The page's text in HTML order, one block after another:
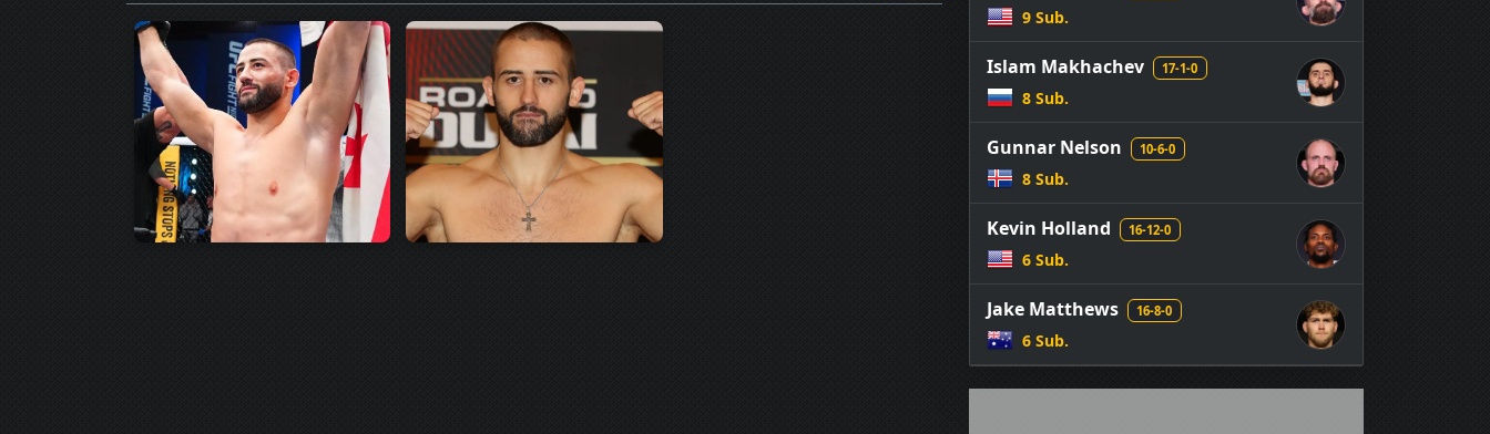
9 Sub.
Islam Makhachev 17-1-0
8 Sub.
Gunnar Nelson 10-6-0
8 Sub.
Kevin Holland 16-12-0
6 Sub.
Jake Matthews 16-8-0
6 Sub.